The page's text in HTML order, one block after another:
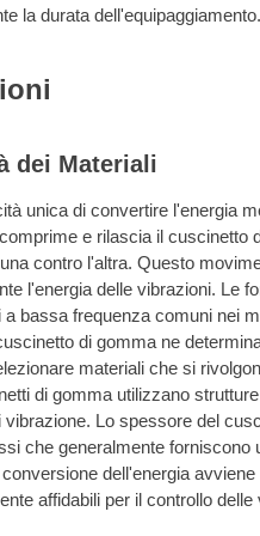
la durata dell'equipaggiamento.
dei Materiali
unica di convertire l'energia
e rilascia il cuscinetto
contro l'altra. Questo
l'energia delle vibrazioni. Le
bassa frequenza comuni nei
di gomma ne
materiali che si
di gomma utilizzano
Lo spessore del
che generalmente forniscono
dell'energia avviene
affidabili per il controllo delle